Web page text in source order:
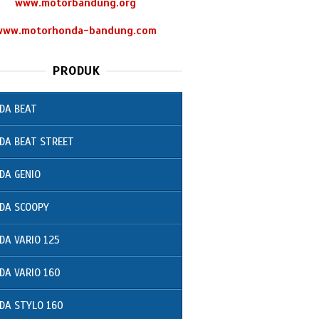
www.motorbandung.org
bandung.com
PRODUK
BEAT
BEAT STREET
GENIO
SCOOPY
VARIO 125
VARIO 160
STYLO 160